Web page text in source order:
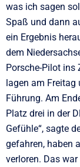
was ich sagen
Spaß und dann
ein Ergebnis
dem
Porsche-Pilot ins
lagen am
Führung. Am
Platz drei in der
Gefühle“, sagte
gefahren, haben
verloren. Das